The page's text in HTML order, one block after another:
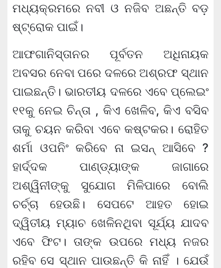
ମଧ୍ୟକ୍ରମରେ ନବୀ ଓ ନଜିବ ଅଛନ୍ତି ବଡ଼
ଷ୍ଟ୍ରୋକ ପାଇଁ।
ଆଫଗାନିସ୍ତାନର ପୂର୍ବତନ ଅଧିନାୟକ
ଅବସର ନେବା ପରେ ଦଳରେ ଅଶ୍ରଫ ସ୍ଥାନ
ପାଇଛନ୍ତି। ଭାରତୀୟ ଦଳରେ ଏବେ ପ୍ଲେଇଂ
୧୧କୁ ନେଇ ଚିନ୍ତା , କିଏ ଖେଳିବ, କିଏ ବସିବ
ତାକୁ ଚୟନ କରିବା ଏବେ କଷ୍ଟକର। ରୋହିତ
ଶର୍ମା ଓପନିଂ କରିବେ ନା ଇସନ୍‌ ଆସିବେ ?
ହାର୍ଦ୍ଦକ ପାଣ୍ଡ୍ୟାଙ୍କ ଜାଗାରେ
ଅଶ୍ୱିନୀଙ୍କୁ ସୁଯୋଗ ମିଳିପାରେ ବୋଲି
ଚର୍ଚ୍ଚା ହେଉଛି। ସେପଟେ ଆହତ ହୋଇ
ଦ୍ୱିତୀୟ ମ୍ୟାଚ ଖେଳିନଥିବା ସୂର୍ଯ୍ୟ ଯାଦବ
ଏବେ ଫିଟ। ତାଙ୍କ ଉପରେ ମଧ୍ୟ ନଜର
ରହିବ ସେ ସ୍ଥାନ ପାଉଛନ୍ତି କି ନାହିଁ । ଯେଉଁ